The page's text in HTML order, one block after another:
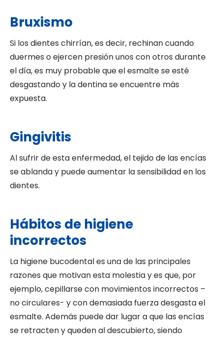
Bruxismo
Si los dientes chirrían, es decir, rechinan cuando
duermes o ejercen presión unos con otros durante
el día, es muy probable que el esmalte se esté
desgastando y la dentina se encuentre más
expuesta.
Gingivitis
Al sufrir de esta enfermedad, el tejido de las encías
se ablanda y puede aumentar la sensibilidad en los
dientes.
Hábitos de higiene
incorrectos
La higiene bucodental es una de las principales
razones que motivan esta molestia y es que, por
ejemplo, cepillarse con movimientos incorrectos –
no circulares- y con demasiada fuerza desgasta el
esmalte. Además puede dar lugar a que las encías
se retracten y queden al descubierto, siendo